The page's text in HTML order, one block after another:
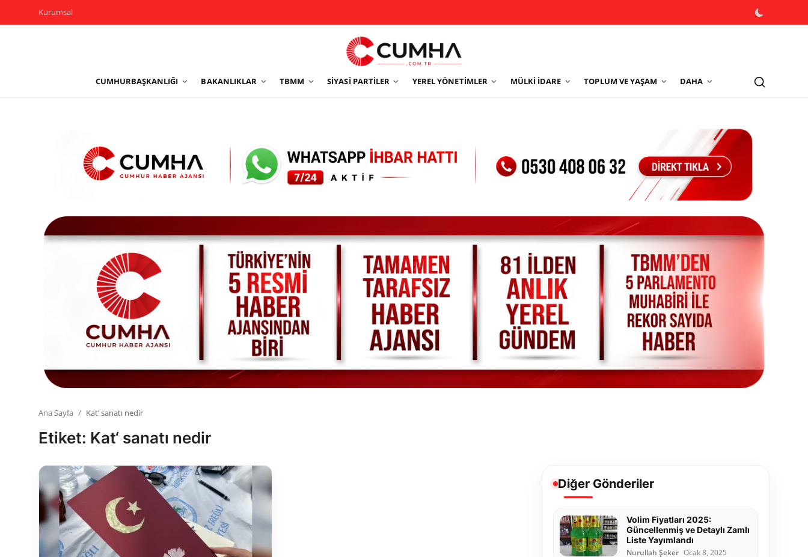
Kurumsal
CUMHURBAŞKANLIĞI BAKANLIKLAR TBMM SIYASI PARTILER YEREL YÖNETIMLER MÜLKI İDARE TOPLUM VE YAŞAM DAHA
Yerel Yönetimler
Sivil Toplum Kuruluşları
Kamu Kurumları ve Üst Kurullar
Resmi Reklamlar
Ana Sayfa Kat‘ sanatı nedir
Etiket: Kat‘ sanatı nedir
Diğer Gönderiler
Volim Fiyatları 2025:
Güncellenmiş ve Detaylı Zamlı
Liste Yayımlandı
Nurullah Şeker Ocak 8, 2025